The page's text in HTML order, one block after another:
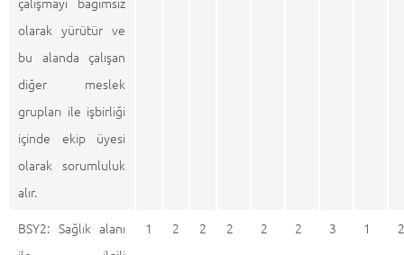
olarak yürütür ve
bu alanda çalışan
diğer meslek
grupları ile işbirliği
içinde ekip üyesi
olarak sorumluluk
alır.
BSY2: Sağlık alanı
1 2 2 2 2 2 3 1 2